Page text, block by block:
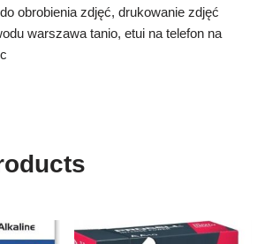
obrobienia zdjęć, drukowanie zdjęć
warszawa tanio, etui na telefon na